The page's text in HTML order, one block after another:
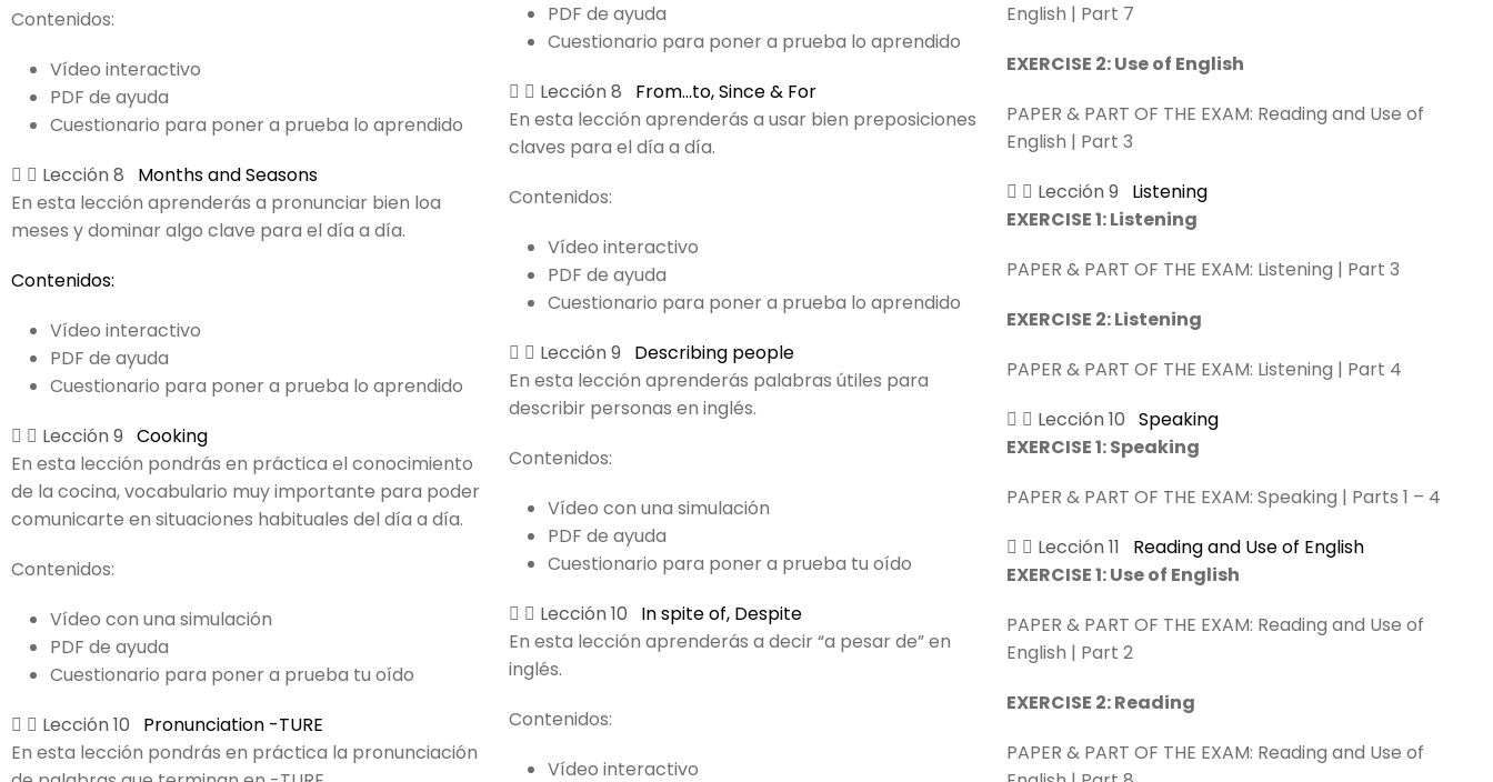
Contenidos:
Vídeo interactivo
PDF de ayuda
Cuestionario para poner a prueba lo aprendido
Lección 8 Months and Seasons
En esta lección aprenderás a pronunciar bien loa
meses y dominar algo clave para el día a día.
Contenidos:
Vídeo interactivo
PDF de ayuda
Cuestionario para poner a prueba lo aprendido
Lección 9 Cooking
En esta lección pondrás en práctica el conocimiento
de la cocina, vocabulario muy importante para poder
comunicarte en situaciones habituales del día a día.
Contenidos:
Vídeo con una simulación
PDF de ayuda
Cuestionario para poner a prueba tu oído
Lección 10 Pronunciation -TURE
En esta lección pondrás en práctica la pronunciación
PDF de ayuda
Cuestionario para poner a prueba lo aprendido
Lección 8 From…to, Since & For
En esta lección aprenderás a usar bien preposiciones
claves para el día a día.
Contenidos:
Vídeo interactivo
PDF de ayuda
Cuestionario para poner a prueba lo aprendido
Lección 9 Describing people
En esta lección aprenderás palabras útiles para
describir personas en inglés.
Contenidos:
Vídeo con una simulación
PDF de ayuda
Cuestionario para poner a prueba tu oído
Lección 10 In spite of, Despite
En esta lección aprenderás a decir “a pesar de” en
inglés.
Contenidos:
Vídeo interactivo
English | Part 7
EXERCISE 2: Use of English
PAPER & PART OF THE EXAM: Reading and Use of
English | Part 3
Lección 9 Listening
EXERCISE 1: Listening
PAPER & PART OF THE EXAM: Listening | Part 3
EXERCISE 2: Listening
PAPER & PART OF THE EXAM: Listening | Part 4
Lección 10 Speaking
EXERCISE 1: Speaking
PAPER & PART OF THE EXAM: Speaking | Parts 1 – 4
Lección 11 Reading and Use of English
EXERCISE 1: Use of English
PAPER & PART OF THE EXAM: Reading and Use of
English | Part 2
EXERCISE 2: Reading
PAPER & PART OF THE EXAM: Reading and Use of